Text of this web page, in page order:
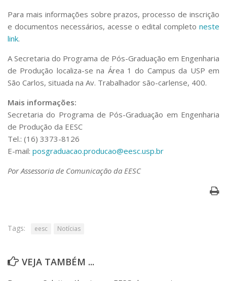
Apoio ao Estudante
Segurança, Trânsito e Prevenção
Comunicação
Assessorias e Mídias
Aplicativos e Sites
Jornal da USP
Agenda de Eventos
Defesa de Teses
Para mais informações sobre prazos, processo de inscrição
e documentos necessários, acesse o edital completo neste
link.
A Secretaria do Programa de Pós-Graduação em Engenharia
de Produção localiza-se na Área 1 do Campus da USP em
São Carlos, situada na Av. Trabalhador são-carlense, 400.
Mais informações:
Secretaria do Programa de Pós-Graduação em Engenharia
de Produção da EESC
Tel.: (16) 3373-8126
E-mail: posgraduacao.producao@eesc.usp.br
Por Assessoria de Comunicação da EESC
Tags: eesc Notícias
VEJA TAMBÉM ...